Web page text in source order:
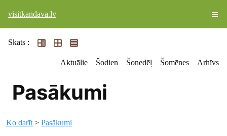
visitkandava.lv
Skats :
Aktuālie Šodien Šonedēļ Šomēnes Arhīvs
Pasākumi
Ko darīt >Pasākumi